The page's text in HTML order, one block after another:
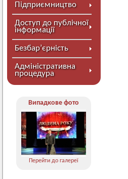
Підприємництво
Доступ до публічної
інформації
Безбар’єрність
Адміністративна
процедура
Випадкове фото
Перейти до галереї